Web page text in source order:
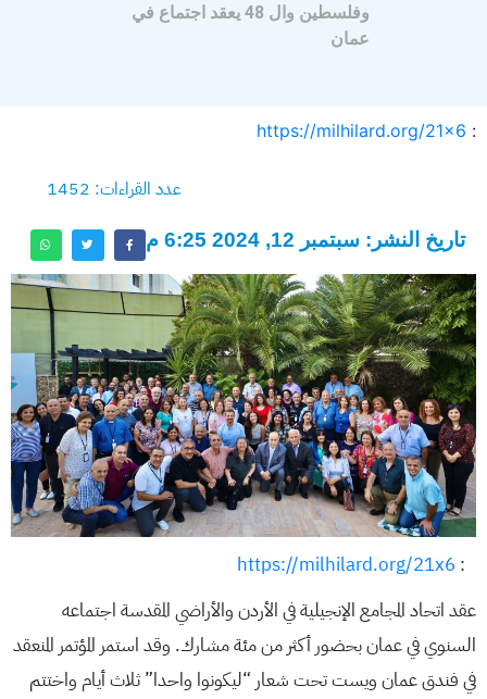
وفلسطين وال 48 يعقد اجتماع في
عمان
:
https://milhilard.org/21x6
عدد القراءات: 1452
تاريخ النشر: سبتمبر 12, 2024 6:25 م
:
https://milhilard.org/21x6
عقد اتحاد المجامع الإنجيلية في الأردن والأراضي المقدسة اجتماعه
السنوي في عمان بحضور أكثر من مئة مشارك. وقد استمر المؤتمر المنعقد
في فندق عمان ويست تحت شعار “ليكونوا واحدا” ثلاث أيام واختتم